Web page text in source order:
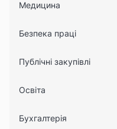
Медицина
Безпека праці
Публічні закупівлі
Освіта
Бухгалтерія
16883 674